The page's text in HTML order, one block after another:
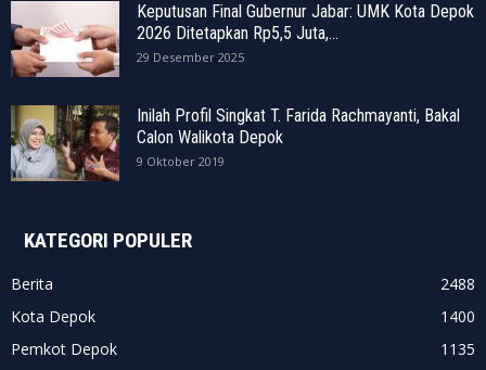
Keputusan Final Gubernur Jabar: UMK Kota Depok
2026 Ditetapkan Rp5,5 Juta,...
29 Desember 2025
Inilah Profil Singkat T. Farida Rachmayanti, Bakal
Calon Walikota Depok
9 Oktober 2019
KATEGORI POPULER
Berita
2488
Kota Depok
1400
Pemkot Depok
1135